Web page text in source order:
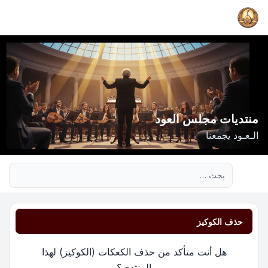
منتديات مجلس العود
الـعـود يجمعنا
حذف الكوكيز
هل أنت متأكد من حذف الكعكات (الكوكيز) لهذا